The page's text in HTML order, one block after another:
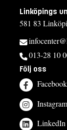
Linköpings
581 83
013-28 10
Följ oss
Facebook
Instagram
LinkedIn